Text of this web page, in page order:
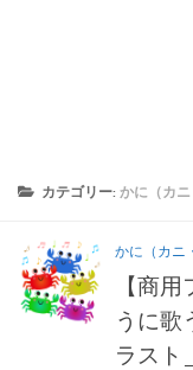
カテゴリー:かに（カニ
かに（カニ
【商
うに歌
ラスト